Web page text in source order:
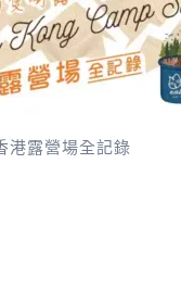
港露營場全記錄